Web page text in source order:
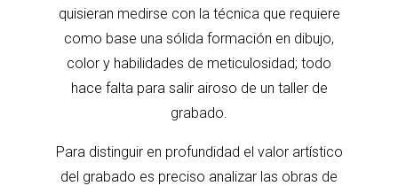
quisieran medirse con la técnica que requiere
como base una sólida formación en dibujo,
color y habilidades de meticulosidad; todo
hace falta para salir airoso de un taller de
grabado.
Para distinguir en profundidad el valor artístico
del grabado es preciso analizar las obras de